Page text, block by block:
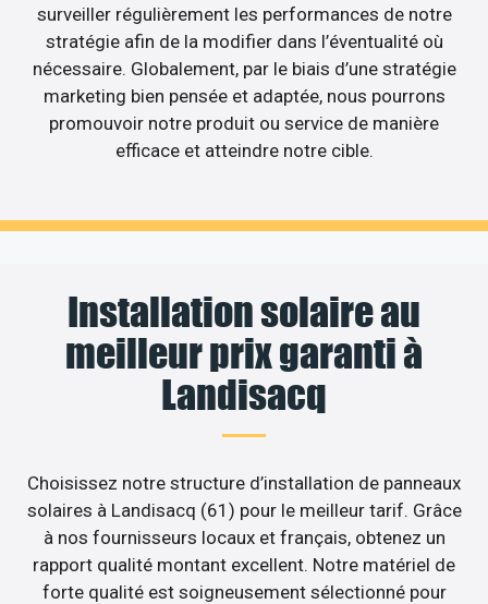
surveiller régulièrement les performances de notre
stratégie afin de la modifier dans l’éventualité où
nécessaire. Globalement, par le biais d’une stratégie
marketing bien pensée et adaptée, nous pourrons
promouvoir notre produit ou service de manière
efficace et atteindre notre cible.
Installation solaire au
meilleur prix garanti à
Landisacq
Choisissez notre structure d’installation de panneaux
solaires à Landisacq (61) pour le meilleur tarif. Grâce
à nos fournisseurs locaux et français, obtenez un
rapport qualité montant excellent. Notre matériel de
forte qualité est soigneusement sélectionné pour